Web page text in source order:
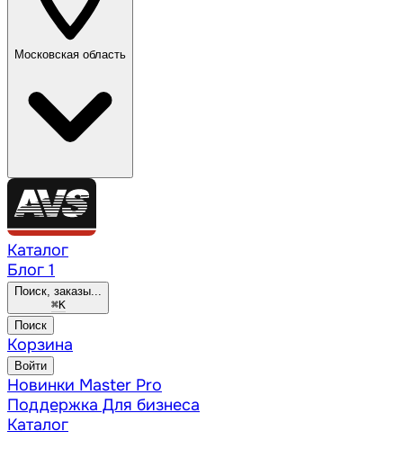
Московская область
Каталог
Блог 1
Поиск, заказы...
⌘K
Поиск
Корзина
Войти
Новинки Master Pro
Поддержка Для бизнеса
Каталог